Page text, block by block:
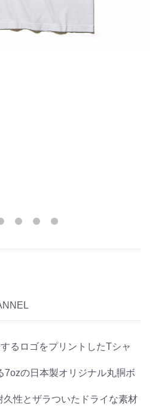
るロゴをプリントしたTシャ
の日本製オリジナル丸胴ボ
性とザラついたドライな素材